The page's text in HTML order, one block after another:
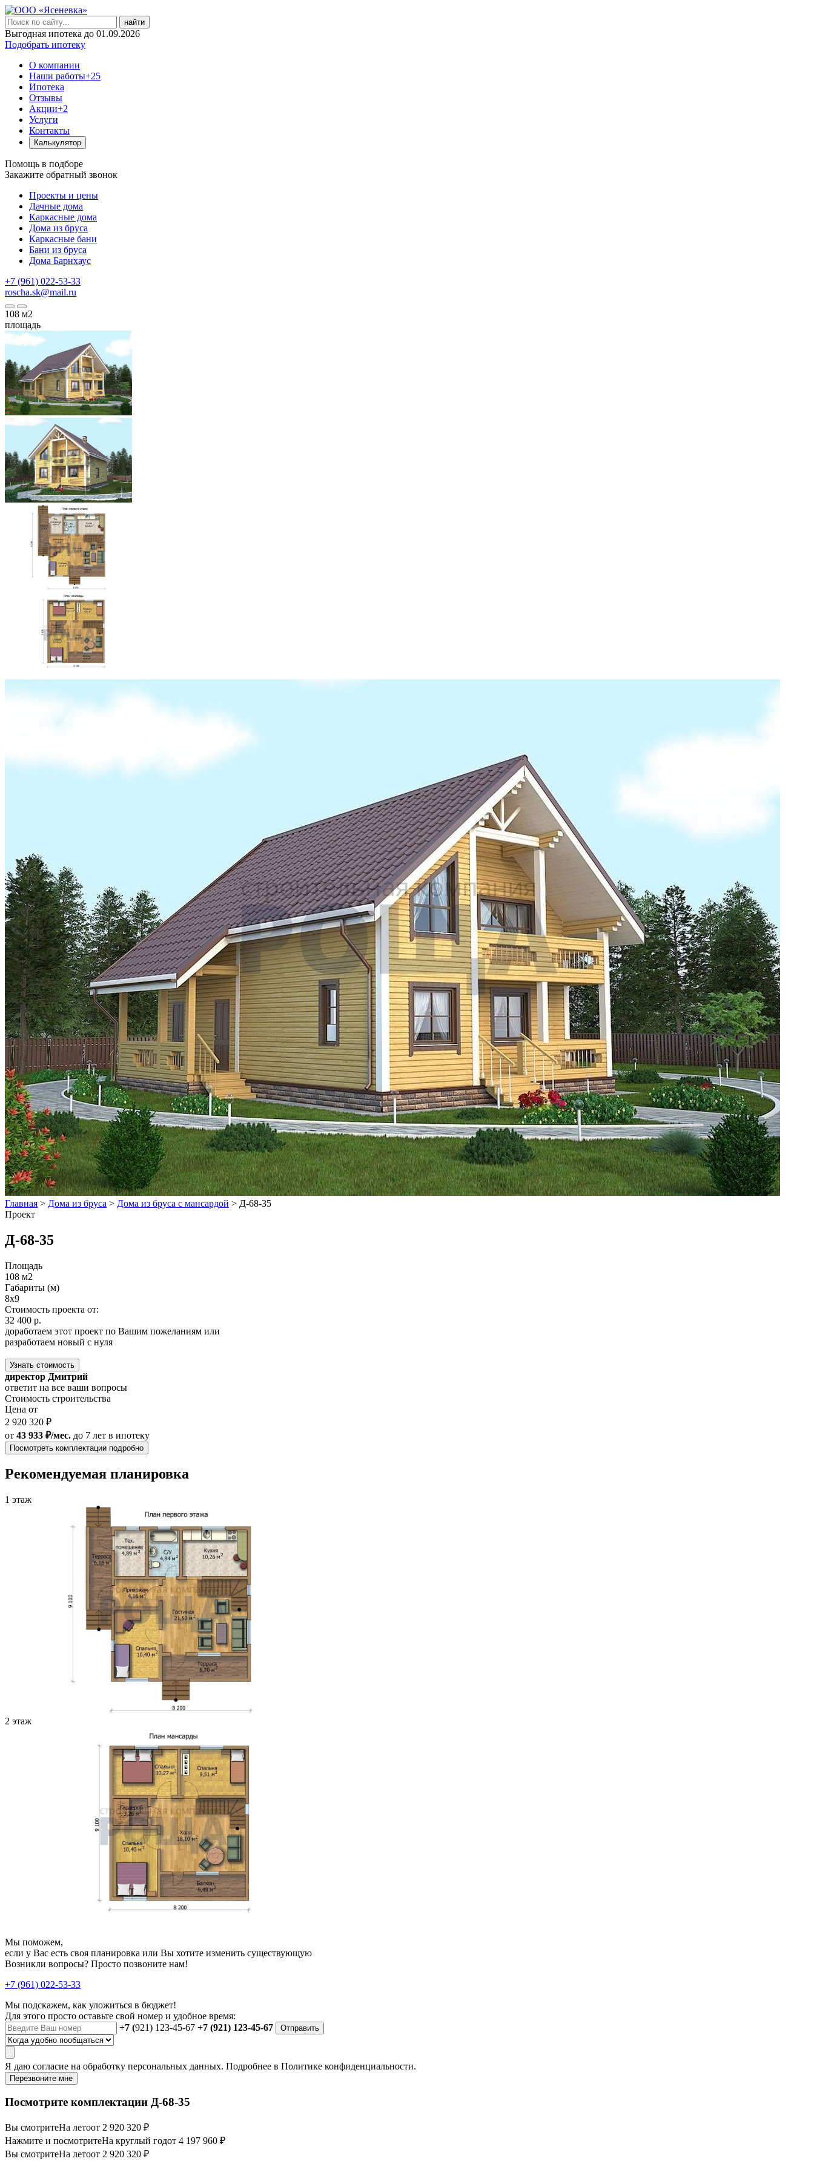
найти
Выгодная ипотека до 01.09.2026
Подобрать ипотеку
О компании
Наши работы+25
Ипотека
Отзывы
Акции+2
Услуги
Контакты
Калькулятор
Помощь в подборе
Закажите обратный звонок
Проекты и цены
Дачные дома
Каркасные дома
Дома из бруса
Каркасные бани
Бани из бруса
Дома Барнхаус
+7 (961) 022-53-33
roscha.sk@mail.ru
108 м2
площадь
Главная > Дома из бруса > Дома из бруса с мансардой > Д-68-35
Проект
Д-68-35
Площадь
108 м2
Габариты (м)
8х9
Стоимость проекта от:
32 400 р.
доработаем этот проект по Вашим пожеланиям или
разработаем новый с нуля
Узнать стоимость
директор Дмитрий
ответит на все ваши вопросы
Стоимость строительства
Цена от
2 920 320 ₽
от 43 933 ₽/мес. до 7 лет в ипотеку
Посмотреть комплектации подробно
Рекомендуемая планировка
1 этаж
2 этаж
Мы поможем,
если у Вас есть своя планировка или Вы хотите изменить существующую
Возникли вопросы? Просто позвоните нам!
+7 (961) 022-53-33
Мы подскажем, как уложиться в бюджет!
Для этого просто оставьте свой номер и удобное время:
+7 (921) 123-45-67 +7 (921) 123-45-67 Отправить
Я даю согласие на обработку персональных данных. Подробнее в Политике конфиденциальности.
Перезвоните мне
Посмотрите комплектации Д-68-35
Вы смотритеНа летоот 2 920 320 ₽
Нажмите и посмотритеНа круглый годот 4 197 960 ₽
Вы смотритеНа летоот 2 920 320 ₽